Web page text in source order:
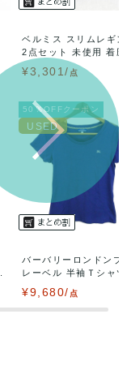
ベルミス スリムレギン
2点セット 未使用 着圧
¥3,301/ 点
50％OFFクーポン
バーバリーロンドンブ
レーベル 半袖Ｔシャツ
¥9,680/ 点